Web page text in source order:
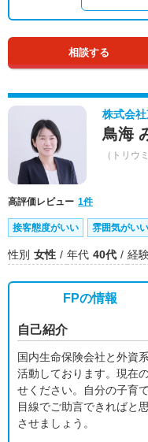
相談する
株式会
鳥海
（トリウ
高評価レビュー 1件
接客態度がいい 雰囲気がいい
性別 女性 年代 40代 経
FPの情報
自己紹介
国内生命保険会社と外資
活動しております。現在
せください。自分の子育
目線でご助言できればと
させましょう。